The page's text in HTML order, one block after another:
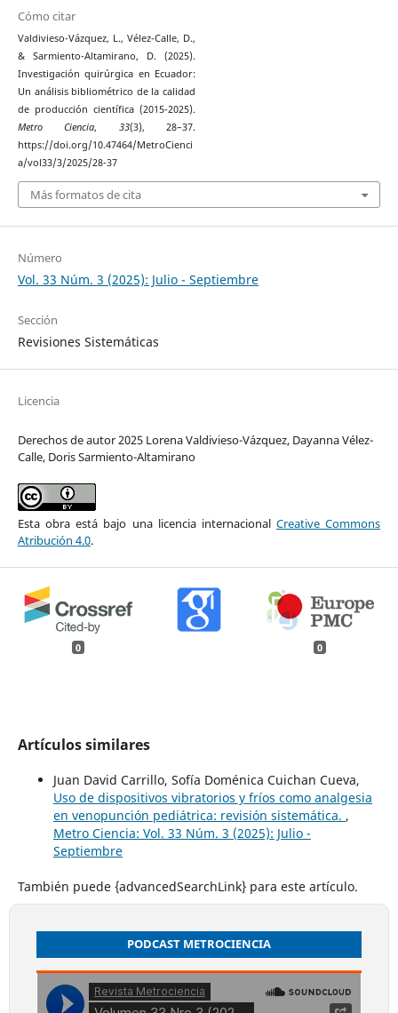
Cómo citar
Valdivieso-Vázquez, L., Vélez-Calle, D.,
& Sarmiento-Altamirano, D. (2025).
Investigación quirúrgica en Ecuador:
Un análisis bibliométrico de la calidad
de producción científica (2015-2025).
Metro Ciencia, 33(3), 28–37.
https://doi.org/10.47464/MetroCienci
a/vol33/3/2025/28-37
Más formatos de cita
Número
Vol. 33 Núm. 3 (2025): Julio - Septiembre
Sección
Revisiones Sistemáticas
Licencia
Derechos de autor 2025 Lorena Valdivieso-Vázquez, Dayanna Vélez-
Calle, Doris Sarmiento-Altamirano
Esta obra está bajo una licencia internacional Creative Commons
Atribución 4.0.
0 0
Artículos similares
Juan David Carrillo, Sofía Doménica Cuichan Cueva,
Uso de dispositivos vibratorios y fríos como analgesia
en venopunción pediátrica: revisión sistemática. ,
Metro Ciencia: Vol. 33 Núm. 3 (2025): Julio -
Septiembre
También puede {advancedSearchLink} para este artículo.
PODCAST METROCIENCIA